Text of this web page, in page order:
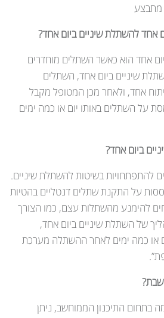
מתבצע
אחד להשתלת שיניים ביום אחד?
אחד הוא כאשר השתלים מוחדרים
שיניים ביום אחד, השתלים
אחד, ולאחר מכן המטופל מקבל
על השתלים באותו יום או כמה ימים
ביום אחד?
להתפתחויות בשיטות להשתלת שיניים.
על התקנת שתלים דנטליים בהטיות
להימנע מהשתלות עצם, כמו הצורך
של השתלת שיניים ביום אחד,
או כמה ימים לאחר ההשתלה מערכת
בתחום התיכנון הממוחשב, ניתן